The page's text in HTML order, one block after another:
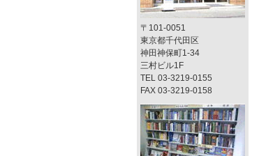
〒101-0051
東京都千代田区
神田神保町1-34
三村ビル1F
TEL 03-3219-0155
FAX 03-3219-0158